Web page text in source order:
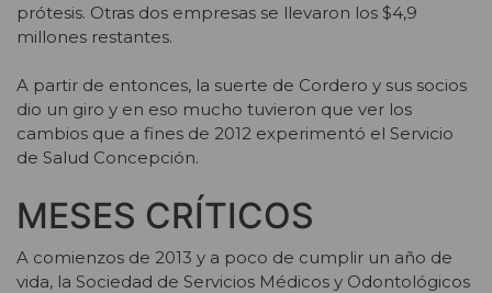
prótesis. Otras dos empresas se llevaron los $4,9
millones restantes.
A partir de entonces, la suerte de Cordero y sus socios
dio un giro y en eso mucho tuvieron que ver los
cambios que a fines de 2012 experimentó el Servicio
de Salud Concepción.
MESES CRÍTICOS
A comienzos de 2013 y a poco de cumplir un año de
vida, la Sociedad de Servicios Médicos y Odontológicos